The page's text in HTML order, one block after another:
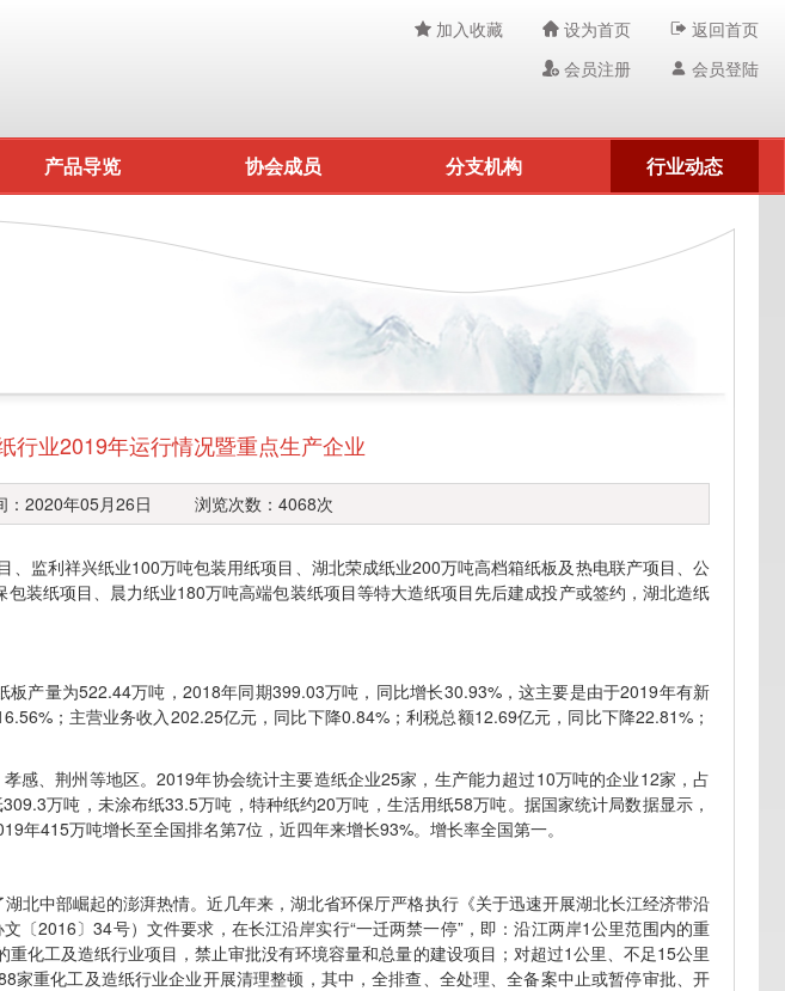
加入收藏 设为首页
返回首页
会员注册
会员登陆
产品导览 协会成员 分支机构 行业动态
行业2019年运行情况暨重点生产企业
：2020年05月26日 浏览次数：4068次
监利祥兴纸业100万吨包装用纸项目、湖北荣成纸业200万吨高档箱纸板及热电联产项目、公
装纸项目、晨力纸业180万吨高端包装纸项目等特大造纸项目先后建成投产或签约，湖北造纸
产量为522.44万吨，2018年同期399.03万吨，同比增长30.93%，这主要是由于2019年有新
；主营业务收入202.25亿元，同比下降0.84%；利税总额12.69亿元，同比下降22.81%；
感、荆州等地区。2019年协会统计主要造纸企业25家，生产能力超过10万吨的企业12家，占
万吨，未涂布纸33.5万吨，特种纸约20万吨，生活用纸58万吨。据国家统计局数据显示，
年415万吨增长至全国排名第7位，近四年来增长93%。增长率全国第一。
北中部崛起的澎湃热情。近几年来，湖北省环保厅严格执行《关于迅速开展湖北长江经济带沿
〔2016〕34号）文件要求，在长江沿岸实行“一迁两禁一停”，即：沿江两岸1公里范围内的重
化工及造纸行业项目，禁止审批没有环境容量和总量的建设项目；对超过1公里、不足15公里
家重化工及造纸行业企业开展清理整顿，其中，全排查、全处理、全备案中止或暂停审批、开